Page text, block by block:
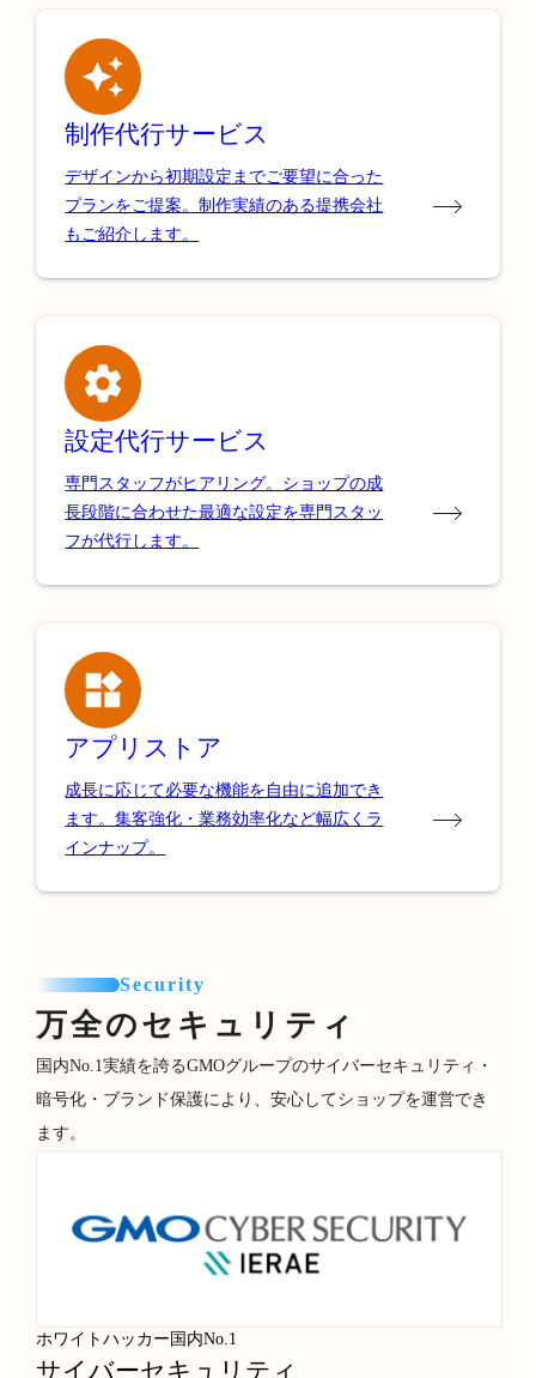
制作代行サービス
デザインから初期設定までご要望に合った
プランをご提案。制作実績のある提携会社
もご紹介します。
設定代行サービス
専門スタッフがヒアリング。ショップの成
長段階に合わせた最適な設定を専門スタッ
フが代行します。
アプリストア
成長に応じて必要な機能を自由に追加でき
ます。集客強化・業務効率化など幅広くラ
インナップ。
Security
万全のセキュリティ
国内No.1実績を誇るGMOグループのサイバーセキュリティ・
暗号化・ブランド保護により、安心してショップを運営でき
ます。
ホワイトハッカー国内No.1
サイバーセキュリティ